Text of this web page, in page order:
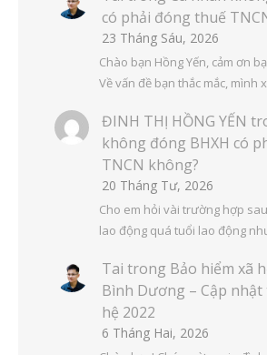
có phải đóng thuế
23 Tháng Sáu, 2026
Chào bạn Hồng Yến, cảm ơn
Về vấn đề bạn thắc mắc, mình
ĐINH THỊ HỒNG YẾN
không đóng BHXH có
TNCN không?
20 Tháng Tư, 2026
Cho em hỏi vài trường hợp
lao động quá tuổi lao động
Tai trong Bảo hiểm xã
Bình Dương – Cập
hệ 2022
6 Tháng Hai, 2026